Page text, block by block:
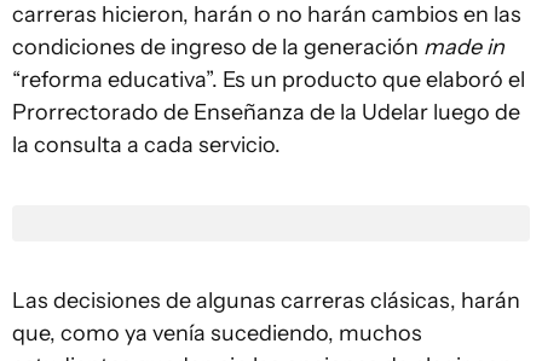
carreras hicieron, harán o no harán cambios en las
condiciones de ingreso de la generación made in
“reforma educativa”. Es un producto que elaboró el
Prorrectorado de Enseñanza de la Udelar luego de
la consulta a cada servicio.
Las decisiones de algunas carreras clásicas, harán
que, como ya venía sucediendo, muchos